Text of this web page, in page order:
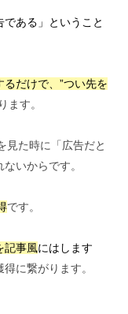
ある」ということ
だけで、”つい先を
ます。
見た時に「広告だと
いからです。
です。
記事風にはします
得に繋がります。